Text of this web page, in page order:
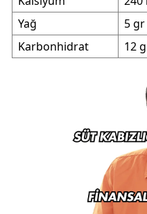
Yağ
5 gr
Karbonhidrat
12